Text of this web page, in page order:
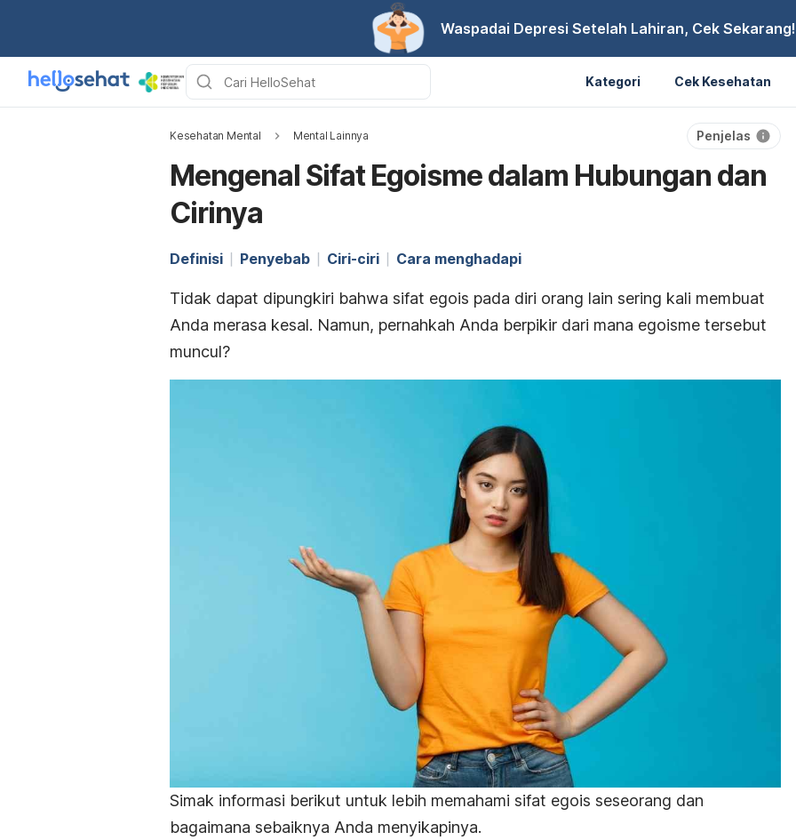
Waspadai Depresi Setelah Lahiran, Cek Sekarang!
Kategori Cek Kesehatan
Kesehatan Mental Mental Lainnya Penjelas
Mengenal Sifat Egoisme dalam Hubungan dan
Cirinya
Definisi Penyebab Ciri-ciri Cara menghadapi
Tidak dapat dipungkiri bahwa sifat egois pada diri orang lain sering kali membuat
Anda merasa kesal. Namun, pernahkah Anda berpikir dari mana egoisme tersebut
muncul?
Simak informasi berikut untuk lebih memahami sifat egois seseorang dan
bagaimana sebaiknya Anda menyikapinya.